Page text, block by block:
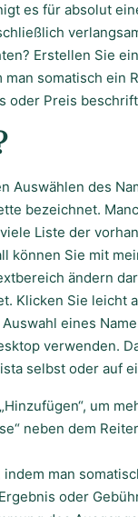
es für absolut
Erstellen Sie
somatisch ein
oder Preis
Auswählen des
bezeichnet.
Liste der
können Sie mit
ändern
Klicken Sie leicht
eines
verwenden.
selbst oder auf
um
neben dem
man
oder